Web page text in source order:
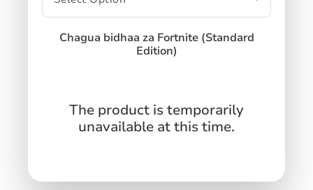
Chagua bidhaa za Fortnite (Standard
Edition)
The product is temporarily
unavailable at this time.